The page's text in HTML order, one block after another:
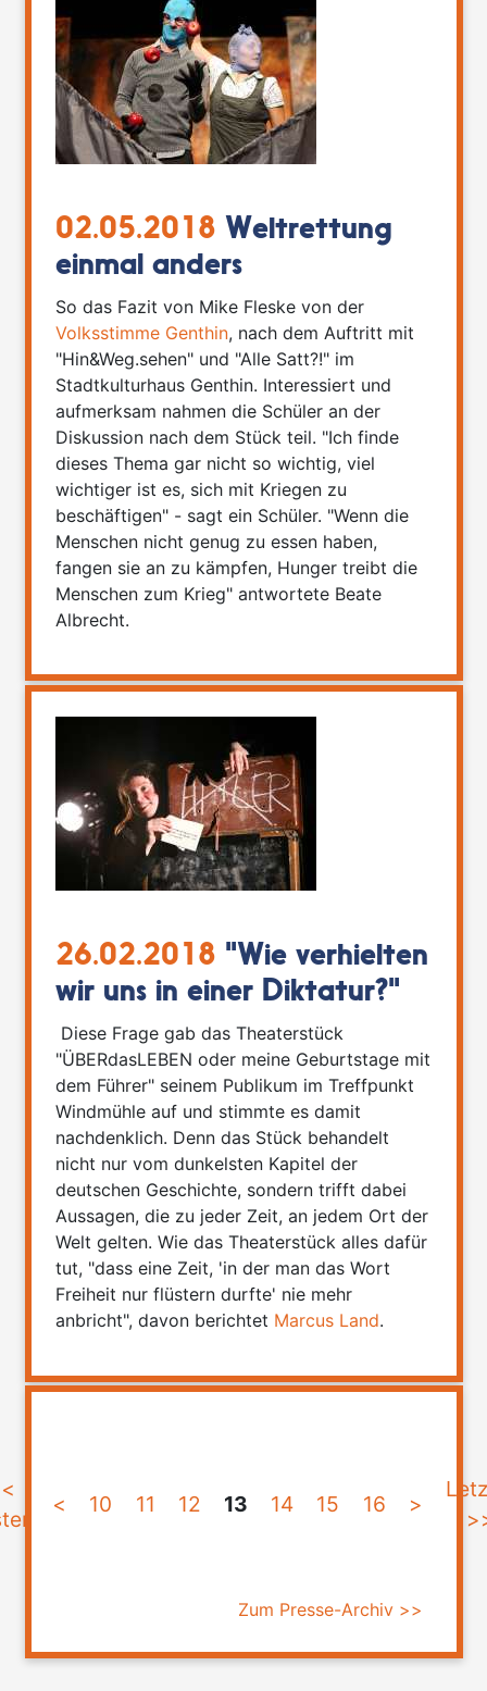
02.05.2018 Weltrettung
einmal anders
So das Fazit von Mike Fleske von der
Volksstimme Genthin, nach dem Auftritt mit
"Hin&Weg.sehen" und "Alle Satt?!" im
Stadtkulturhaus Genthin. Interessiert und
aufmerksam nahmen die Schüler an der
Diskussion nach dem Stück teil. "Ich finde
dieses Thema gar nicht so wichtig, viel
wichtiger ist es, sich mit Kriegen zu
beschäftigen" - sagt ein Schüler. "Wenn die
Menschen nicht genug zu essen haben,
fangen sie an zu kämpfen, Hunger treibt die
Menschen zum Krieg" antwortete Beate
Albrecht.
26.02.2018 "Wie verhielten
wir uns in einer Diktatur?"
Diese Frage gab das Theaterstück
"ÜBERdasLEBEN oder meine Geburtstage mit
dem Führer" seinem Publikum im Treffpunkt
Windmühle auf und stimmte es damit
nachdenklich. Denn das Stück behandelt
nicht nur vom dunkelsten Kapitel der
deutschen Geschichte, sondern trifft dabei
Aussagen, die zu jeder Zeit, an jedem Ort der
Welt gelten. Wie das Theaterstück alles dafür
tut, "dass eine Zeit, 'in der man das Wort
Freiheit nur flüstern durfte' nie mehr
anbricht", davon berichtet Marcus Land.
< 10 11 12 13 14 15 16 >
Zum Presse-Archiv >>